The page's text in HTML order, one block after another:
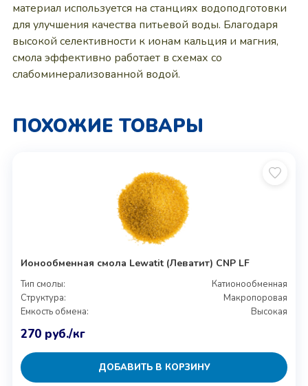
материал используется на станциях водоподготовки
для улучшения качества питьевой воды. Благодаря
высокой селективности к ионам кальция и магния,
смола эффективно работает в схемах со
слабоминерализованной водой.
ПОХОЖИЕ ТОВАРЫ
Ионообменная смола Lewatit (Леватит) CNP LF
Тип смолы:
Катионообменная
Структура:
Макропоровая
Емкость обмена:
Высокая
270 руб./кг
ДОБАВИТЬ В КОРЗИНУ